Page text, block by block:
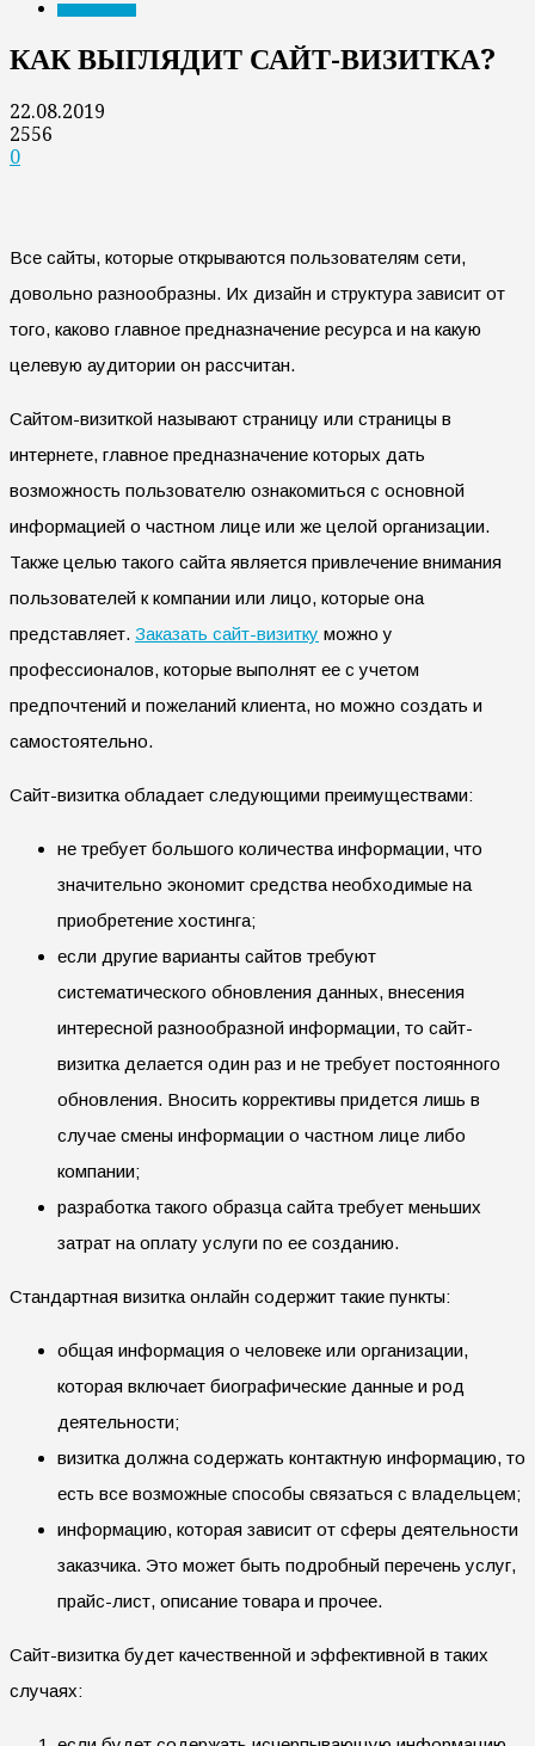
КАК ВЫГЛЯДИТ САЙТ-ВИЗИТКА?
22.08.2019
2556
0
Все сайты, которые открываются пользователям сети,
довольно разнообразны. Их дизайн и структура зависит от
того, каково главное предназначение ресурса и на какую
целевую аудитории он рассчитан.
Сайтом-визиткой называют страницу или страницы в
интернете, главное предназначение которых дать
возможность пользователю ознакомиться с основной
информацией о частном лице или же целой организации.
Также целью такого сайта является привлечение внимания
пользователей к компании или лицо, которые она
представляет. Заказать сайт-визитку можно у
профессионалов, которые выполнят ее с учетом
предпочтений и пожеланий клиента, но можно создать и
самостоятельно.
Сайт-визитка обладает следующими преимуществами:
не требует большого количества информации, что
значительно экономит средства необходимые на
приобретение хостинга;
если другие варианты сайтов требуют
систематического обновления данных, внесения
интересной разнообразной информации, то сайт-
визитка делается один раз и не требует постоянного
обновления. Вносить коррективы придется лишь в
случае смены информации о частном лице либо
компании;
разработка такого образца сайта требует меньших
затрат на оплату услуги по ее созданию.
Стандартная визитка онлайн содержит такие пункты:
общая информация о человеке или организации,
которая включает биографические данные и род
деятельности;
визитка должна содержать контактную информацию, то
есть все возможные способы связаться с владельцем;
информацию, которая зависит от сферы деятельности
заказчика. Это может быть подробный перечень услуг,
прайс-лист, описание товара и прочее.
Сайт-визитка будет качественной и эффективной в таких
случаях: